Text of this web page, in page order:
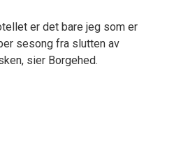
er det bare jeg som er
sesong fra slutten av
sier Borgehed.